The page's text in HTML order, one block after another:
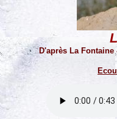
D'après La